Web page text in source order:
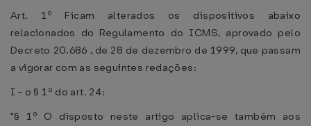
Art. 1º Ficam alterados os dispositivos abaixo
relacionados do Regulamento do ICMS, aprovado pelo
Decreto 20.686 , de 28 de dezembro de 1999, que passam
a vigorar com as seguintes redações:
I - o § 1º do art. 24:
"§ 1º O disposto neste artigo aplica-se também aos